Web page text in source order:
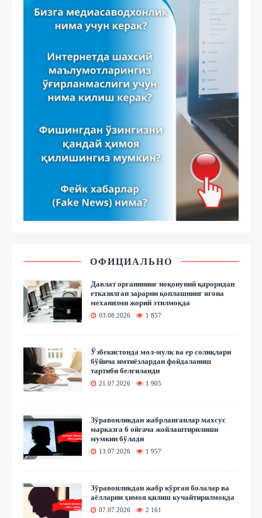
ОФИЦИАЛЬНО
Давлат органининг ноқонуний қароридан
етказилган зарарни қоплашнинг ягона
механизми жорий этилмоқда
03.08.2026 1 857
Ўзбекистонда мол-мулк ва ер солиқлари
бўйича имтиёзлардан фойдаланиш
тартиби белгиланди
21.07.2026 1 905
Зўравонликдан жабрланганлар махсус
марказга 6 ойгача жойлаштирилиши
мумкин бўлади
13.07.2026 1 957
Зўравонликдан жабр кўрган болалар ва
аёлларни ҳимоя қилиш кучайтирилмоқда
07.07.2026 2 161